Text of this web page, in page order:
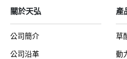
關於天弘
公司簡介
公司沿革
產
草
動